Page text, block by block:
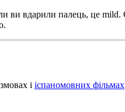
ви вдарили палець, це
і іспаномовних фільмах